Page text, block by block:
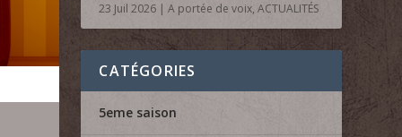
23 Juil 2026 |A portée de voix,ACTUALITÉS
CATÉGORIES
5eme saison